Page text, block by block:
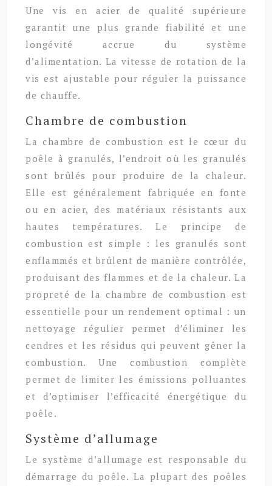
Une vis en acier de qualité supérieure
garantit une plus grande fiabilité et une
longévité accrue du système
d’alimentation. La vitesse de rotation de la
vis est ajustable pour réguler la puissance
de chauffe.
Chambre de combustion
La chambre de combustion est le cœur du
poêle à granulés, l’endroit où les granulés
sont brûlés pour produire de la chaleur.
Elle est généralement fabriquée en fonte
ou en acier, des matériaux résistants aux
hautes températures. Le principe de
combustion est simple : les granulés sont
enflammés et brûlent de manière contrôlée,
produisant des flammes et de la chaleur. La
propreté de la chambre de combustion est
essentielle pour un rendement optimal : un
nettoyage régulier permet d’éliminer les
cendres et les résidus qui peuvent gêner la
combustion. Une combustion complète
permet de limiter les émissions polluantes
et d’optimiser l’efficacité énergétique du
poêle.
Système d’allumage
Le système d’allumage est responsable du
démarrage du poêle. La plupart des poêles